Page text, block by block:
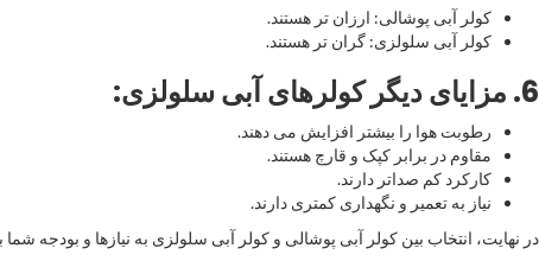
کولر آبی پوشالی: ارزان تر هستند.
کولر آبی سلولزی: گران تر هستند.
6. مزایای دیگر کولرهای آبی سلولزی:
رطوبت هوا را بیشتر افزایش می دهند.
مقاوم در برابر کپک و قارچ هستند.
کارکرد کم صداتر دارند.
نیاز به تعمیر و نگهداری کمتری دارند.
در نهایت، انتخاب بین کولر آبی پوشالی و کولر آبی سلولزی به نیازها و بودجه